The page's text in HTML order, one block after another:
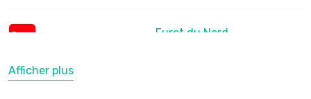
Furet du Nord
Afficher plus